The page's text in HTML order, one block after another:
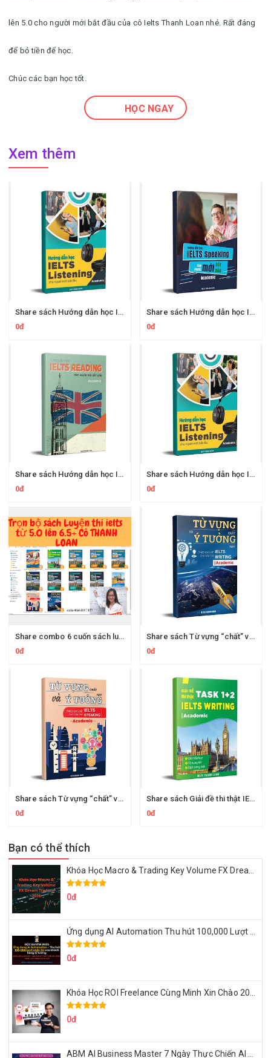
lên 5.0 cho người mới bắt đầu của cô Ielts Thanh Loan nhé. Rất đáng
để bỏ tiền để học.
Chúc các bạn học tốt.
HỌC NGAY
Xem thêm
Share sách Hướng dẫn học IELTS Writing cho người mới bắt đầu (Academic)
0đ
Share sách Hướng dẫn học IELTS Reading cho người mới bắt đầu (Academic)
0đ
Share sách Hướng dẫn học IELTS Speaking cho người mới bắt đầu (Academic)
0đ
Share sách Hướng dẫn học IELTS Listening cho người mới bắt đầu (Academic)
0đ
Share combo 6 cuốn sách luyện thi IELTS (Academic) từ band 0 lên 6.0 của cô Ielts Thanh Loan
0đ
Share sách Từ vựng “chất” và Ý tưởng “hay” theo chủ đề cho bài thi IELTS Writing (Academic)
0đ
Share sách Từ vựng “chất” và Ý tưởng “hay” theo chủ đề cho bài thi IELTS Speaking (Academic)
0đ
Share sách Giải đề thi thật IELTS Writing Task 1 & 2 (Academic)
0đ
Bạn có thể thích
0đ
0đ
0đ